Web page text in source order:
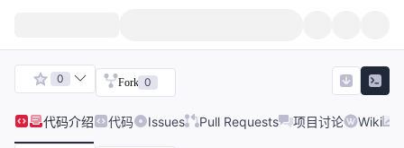
0 Fork 0
代码介绍 代码 Issues Pull Requests 项目讨论 Wiki